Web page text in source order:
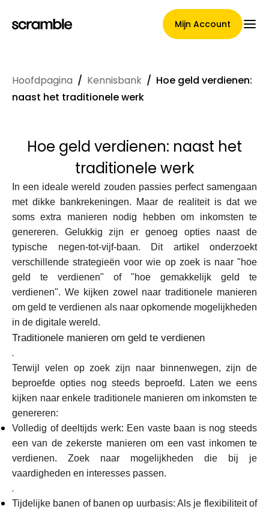
Mijn Account
Hoofdpagina
Voorwaarden voor
claimtoewijzing
Merken Galerij
Merkselectie
Rekenmachines
Rondegeschiedenis
Blog
Neem contact op
Hoofdpagina / Kennisbank / Hoe geld verdienen:
naast het traditionele werk
Hoe geld verdienen: naast het
traditionele werk
In een ideale wereld zouden passies perfect samengaan
met dikke bankrekeningen. Maar de realiteit is dat we
soms extra manieren nodig hebben om inkomsten te
genereren. Gelukkig zijn er genoeg opties naast de
typische negen-tot-vijf-baan. Dit artikel onderzoekt
verschillende strategieën voor wie op zoek is naar "hoe
geld te verdienen" of "hoe gemakkelijk geld te
verdienen". We kijken zowel naar traditionele manieren
om geld te verdienen als naar opkomende mogelijkheden
in de digitale wereld.
Traditionele manieren om geld te verdienen
.
Terwijl velen op zoek zijn naar binnenwegen, zijn de
beproefde opties nog steeds beproefd. Laten we eens
kijken naar enkele traditionele manieren om inkomsten te
genereren:
Volledig of deeltijds werk: Een vaste baan is nog steeds
een van de zekerste manieren om een vast inkomen te
verdienen. Zoek naar mogelijkheden die bij je
vaardigheden en interesses passen.
.
Tijdelijke banen of banen op uurbasis: Als je flexibiliteit of